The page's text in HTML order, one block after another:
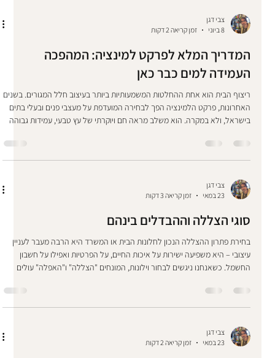
צבי דגן
8 ביוני
זמן קריאה 2 דקות
המדריך המלא לפרקט למינציה: המהפכה
העמידה למים כבר כאן
ריצוף הבית הוא אחת ההחלטות המשמעותיות ביותר בעיצוב חלל המגורים. בשנים
האחרונות, פרקט הלמינציה הפך לבחירה המועדפת על מעצבי פנים ובעלי בתים
בישראל, ולא במקרה. הוא משלב מראה חם ויוקרתי של עץ טבעי, עמידות גבוהה
היום חוקי המשחק השתנו לחלוטין. קבלו את הדור החדש: פרקט למינציה עמיד
בפני מים ולחות מ 8 שעות ועד 300 שעות תלוי בסוג הפרקט. מהו פרקט למינציה?
צבי דגן
23 במאי
זמן קריאה 3 דקות
סוגי הצללה וההבדלים בינהם
בחירת פתרון ההצללה הנכון לחלונות הבית או המשרד היא הרבה מעבר לעניין
עיצובי – היא משפיעה ישירות על איכות החיים, על הפרטיות ואפילו על חשבון
החשמל. כשאנחנו ניגשים לבחור וילונות, המונחים "הצללה" ו"האפלה" עולים
את הווילון המדויק לצרכים שלכם, ריכזנו את כל סוגי הסינון וההבדלים המרכזיים.
מה ההבדל בין הצללה להאפלה? ההבדל העיקרי נעוץ בכמות האור שהבד
בבח
צבי דגן
23 במאי
זמן קריאה 2 דקות